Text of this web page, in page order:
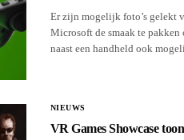
Er zijn mogelijk foto’s gelekt
Microsoft de smaak te pakken
naast een handheld ook
NIEUWS
VR Games Showcase